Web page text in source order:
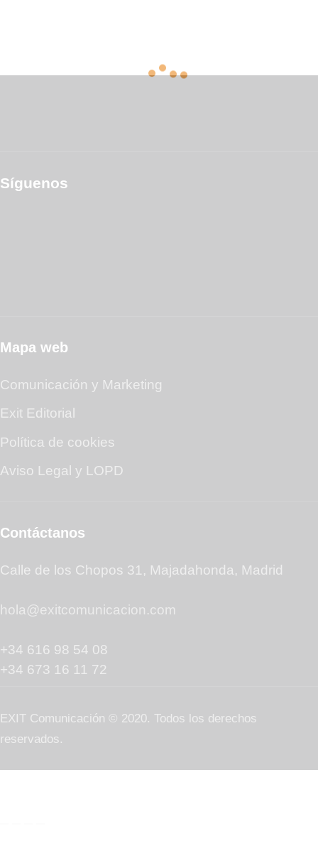
Síguenos
Mapa web
Comunicación y Marketing
Exit Editorial
Política de cookies
Aviso Legal y LOPD
Contáctanos
Calle de los Chopos 31, Majadahonda, Madrid
hola@exitcomunicacion.com
+34 616 98 54 08
+34 673 16 11 72
EXIT Comunicación © 2020. Todos los derechos
reservados.